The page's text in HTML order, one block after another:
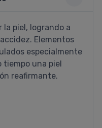
piel, logrando a
Elementos
especialmente
tiempo una piel
reafirmante.